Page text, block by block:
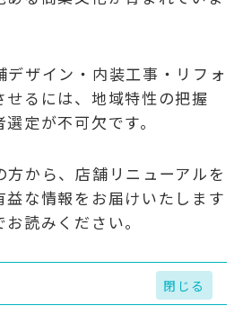
デザイン・内装工事・リフォ
せるには、地域特性の把握
定が不可欠です。
から、店舗リニューアルを
益な情報をお届けいたします
読みください。